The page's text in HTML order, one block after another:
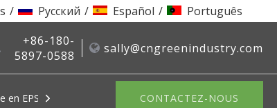
/ Pусский / Español / Português
+86-180-
5897-0588
sally@cngreenindustry.com
en EPS Système de recyclage EPS Moules EPS Machines
CONTACTEZ-NOUS